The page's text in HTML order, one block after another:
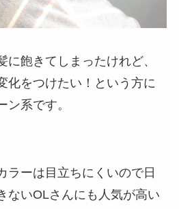
に飽きてしまったけれど、
化をつけたい！という方に
ン系です。
ラーは目立ちにくいので日
ないOLさんにも人気が高い